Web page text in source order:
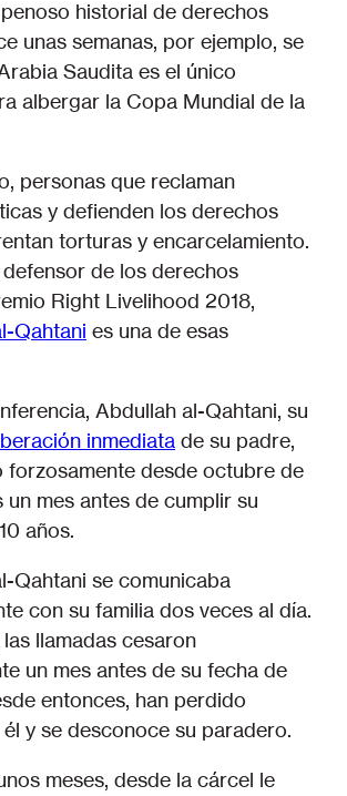
historial de derechos
unas semanas, por ejemplo, se
Saudita es el único
albergar la Copa Mundial de la
personas que reclaman
y defienden los derechos
torturas y encarcelamiento.
de los derechos
Right Livelihood 2018,
Qahtani es una de esas
Abdullah al-Qahtani, su
inmediata de su padre,
forzosamente desde octubre de
mes antes de cumplir su
años.
Qahtani se comunicaba
con su familia dos veces al día.
llamadas cesaron
un mes antes de su fecha de
entonces, han perdido
y se desconoce su paradero.
meses, desde la cárcel le